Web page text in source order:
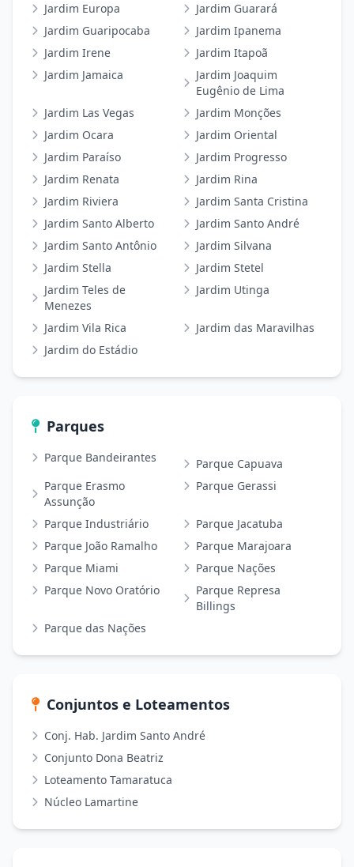
Jardim Europa
Jardim Guarará
Jardim Guaripocaba
Jardim Ipanema
Jardim Irene
Jardim Itapoã
Jardim Jamaica
Jardim Joaquim
Eugênio de Lima
Jardim Las Vegas
Jardim Monções
Jardim Ocara
Jardim Oriental
Jardim Paraíso
Jardim Progresso
Jardim Renata
Jardim Rina
Jardim Riviera
Jardim Santa Cristina
Jardim Santo Alberto
Jardim Santo André
Jardim Santo Antônio
Jardim Silvana
Jardim Stella
Jardim Stetel
Jardim Teles de
Menezes
Jardim Utinga
Jardim Vila Rica
Jardim das Maravilhas
Jardim do Estádio
Parques
Parque Bandeirantes
Parque Capuava
Parque Erasmo
Assunção
Parque Gerassi
Parque Industriário
Parque Jacatuba
Parque João Ramalho
Parque Marajoara
Parque Miami
Parque Nações
Parque Novo Oratório
Parque Represa
Billings
Parque das Nações
Conjuntos e Loteamentos
Conj. Hab. Jardim Santo André
Conjunto Dona Beatriz
Loteamento Tamaratuca
Núcleo Lamartine